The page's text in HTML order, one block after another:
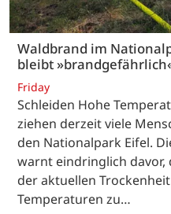
Waldbrand im
bleibt
Friday
Schleiden Hohe
ziehen derzeit viele
den Nationalpark Eifel.
warnt eindringlich
der aktuellen
Temperaturen zu…